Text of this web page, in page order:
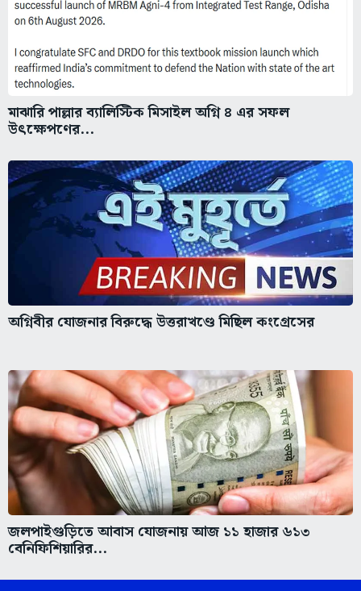
মাঝারি পাল্লার ব্যালিস্টিক মিসাইল অগ্নি ৪ এর সফল
উৎক্ষেপণের...
অগ্নিবীর যোজনার বিরুদ্ধে উত্তরাখণ্ডে মিছিল কংগ্রেসের
জলপাইগুড়িতে আবাস যোজনায় আজ ১১ হাজার ৬১৩
বেনিফিশিয়ারির...